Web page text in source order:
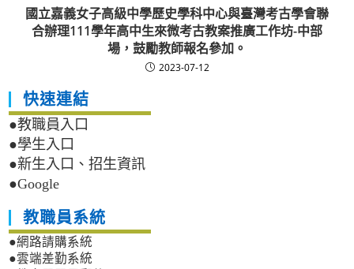
國立嘉義女子高級中學歷史學科中心與臺灣考古學會聯
合辦理111學年高中生來微考古教案推廣工作坊-中部
場，鼓勵教師報名參加。
2023-07-12
快速連結
●教職員入口
●學生入口
●新生入口、招生資訊
●Google
教職員系統
●網路請購系統
●雲端差勤系統